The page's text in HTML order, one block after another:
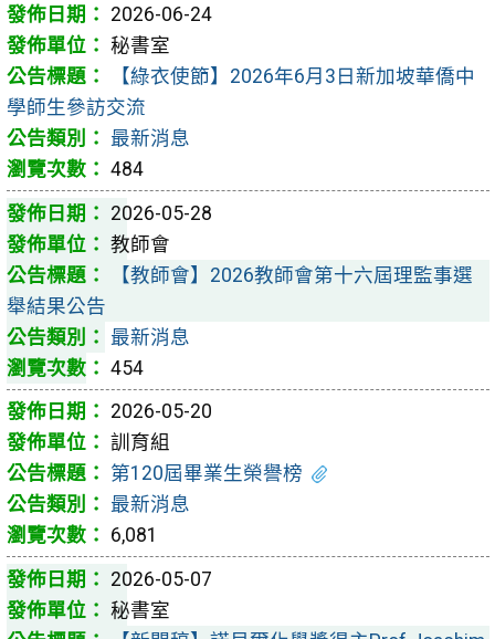
2026-06-24
秘書室
【綠衣使節】2026年6月3日新加坡華僑中
學師生參訪交流
最新消息
484
2026-05-28
教師會
【教師會】2026教師會第十六屆理監事選
舉結果公告
最新消息
454
2026-05-20
訓育組
第120屆畢業生榮譽榜
最新消息
6,081
2026-05-07
秘書室